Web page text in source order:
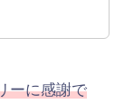
ーに感謝で